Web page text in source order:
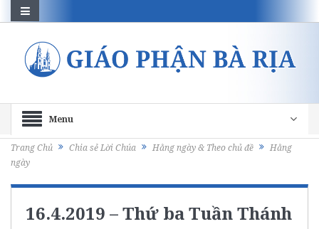
Menu
Trang Chủ Chia sẻ Lời Chúa Hằng ngày & Theo chủ đề
Hằng
ngày
16.4.2019 – Thứ ba Tuần Thánh